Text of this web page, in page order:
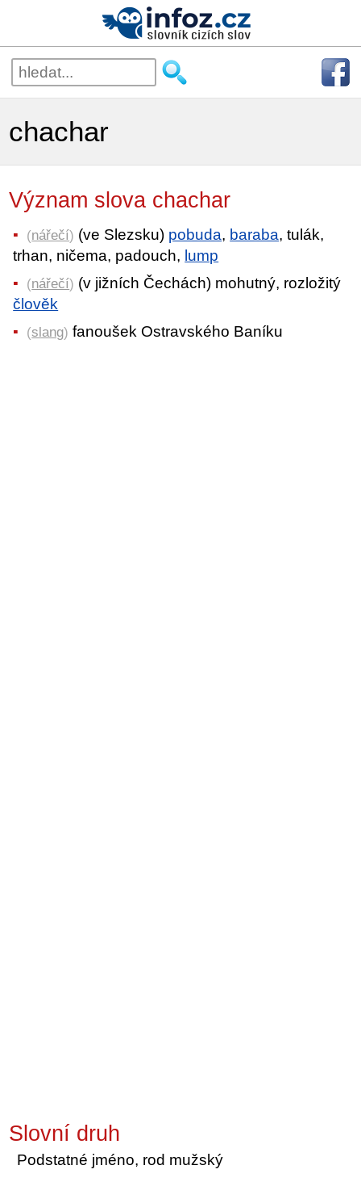
chachar
Význam slova chachar
(nářečí) (ve Slezsku) pobuda, baraba, tulák,
trhan, ničema, padouch, lump
(nářečí) (v jižních Čechách) mohutný, rozložitý
člověk
(slang) fanoušek Ostravského Baníku
Slovní druh
Podstatné jméno, rod mužský